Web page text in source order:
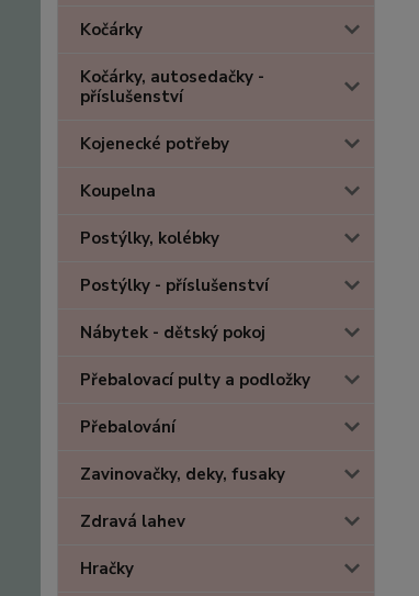
Kočárky
Kočárky, autosedačky -
příslušenství
Kojenecké potřeby
Koupelna
Postýlky, kolébky
Postýlky - příslušenství
Nábytek - dětský pokoj
Přebalovací pulty a podložky
Přebalování
Zavinovačky, deky, fusaky
Zdravá lahev
Hračky